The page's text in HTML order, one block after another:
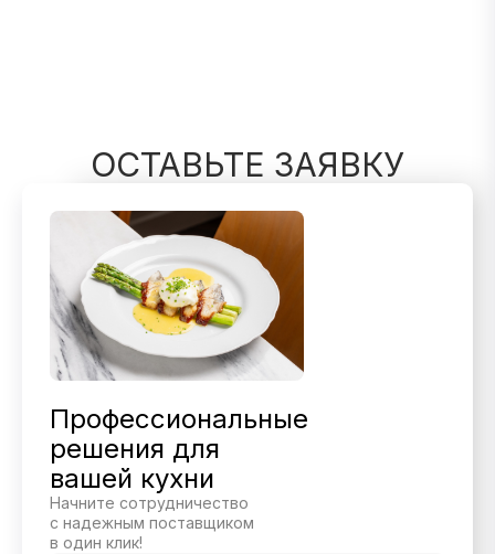
ОСТАВЬТЕ ЗАЯВКУ
Профессиональные
решения для
вашей кухни
Начните сотрудничество
с надежным поставщиком
в один клик!